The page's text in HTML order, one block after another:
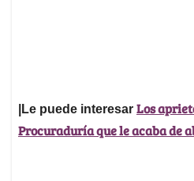
|Le puede interesar Los
Procuraduría que le acaba de